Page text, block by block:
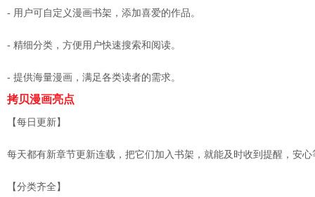
- 用户可自定义漫画书架，添加喜爱的作品。
- 精细分类，方便用户快速搜索和阅读。
- 提供海量漫画，满足各类读者的需求。
拷贝漫画亮点
【每日更新】
每天都有新章节更新连载，把它们加入书架，就能及时收到提醒，安心
【分类齐全】